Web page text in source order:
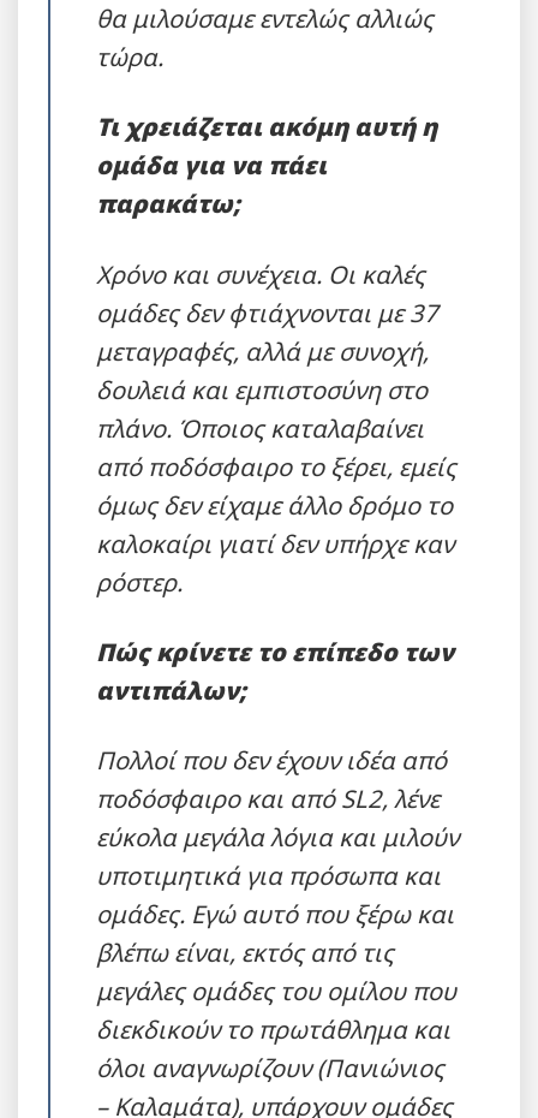
θα μιλούσαμε εντελώς αλλιώς
τώρα.
Τι χρειάζεται ακόμη αυτή η
ομάδα για να πάει
παρακάτω;
Χρόνο και συνέχεια. Οι καλές
ομάδες δεν φτιάχνονται με 37
μεταγραφές, αλλά με συνοχή,
δουλειά και εμπιστοσύνη στο
πλάνο. Όποιος καταλαβαίνει
από ποδόσφαιρο το ξέρει, εμείς
όμως δεν είχαμε άλλο δρόμο το
καλοκαίρι γιατί δεν υπήρχε καν
ρόστερ.
Πώς κρίνετε το επίπεδο των
αντιπάλων;
Πολλοί που δεν έχουν ιδέα από
ποδόσφαιρο και από SL2, λένε
εύκολα μεγάλα λόγια και μιλούν
υποτιμητικά για πρόσωπα και
ομάδες. Εγώ αυτό που ξέρω και
βλέπω είναι, εκτός από τις
μεγάλες ομάδες του ομίλου που
διεκδικούν το πρωτάθλημα και
όλοι αναγνωρίζουν (Πανιώνιος
– Καλαμάτα), υπάρχουν ομάδες